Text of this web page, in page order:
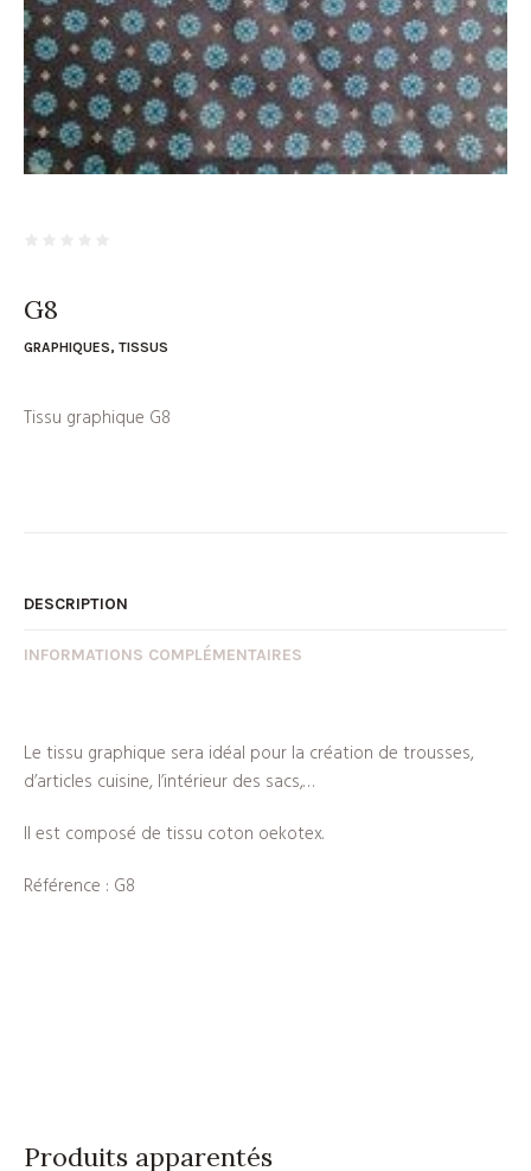
G8
GRAPHIQUES, TISSUS
Tissu graphique G8
DESCRIPTION
INFORMATIONS COMPLÉMENTAIRES
Le tissu graphique sera idéal pour la création de trousses,
d’articles cuisine, l’intérieur des sacs,…
Il est composé de tissu coton oekotex.
Référence : G8
Produits apparentés